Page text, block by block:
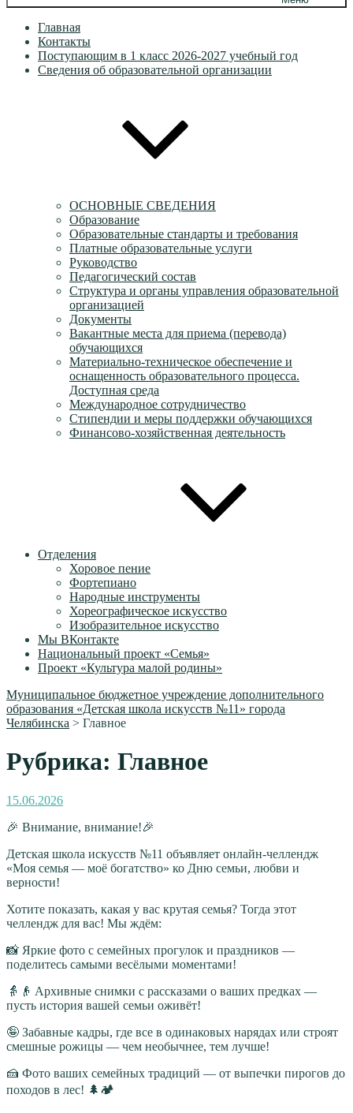
Главная
Контакты
Поступающим в 1 класс 2026-2027 учебный год
Сведения об образовательной организации
ОСНОВНЫЕ СВЕДЕНИЯ
Образование
Образовательные стандарты и требования
Платные образовательные услуги
Руководство
Педагогический состав
Структура и органы управления образовательной
организацией
Документы
Вакантные места для приема (перевода)
обучающихся
Материально-техническое обеспечение и
оснащенность образовательного процесса.
Доступная среда
Международное сотрудничество
Стипендии и меры поддержки обучающихся
Финансово-хозяйственная деятельность
Отделения
Хоровое пение
Фортепиано
Народные инструменты
Хореографическое искусство
Изобразительное искусство
Мы ВКонтакте
Национальный проект «Семья»
Проект «Культура малой родины»
Муниципальное бюджетное учреждение дополнительного
образования «Детская школа искусств №11» города
Челябинска > Главное
Рубрика: Главное
Опубликовано
15.06.2026
🎉 Внимание, внимание!🎉
Детская школа искусств №11 объявляет онлайн‑челлендж
«Моя семья — моё богатство» ко Дню семьи, любви и
верности!
Хотите показать, какая у вас крутая семья? Тогда этот
челлендж для вас! Мы ждём:
📸 Яркие фото с семейных прогулок и праздников —
поделитесь самыми весёлыми моментами!
👵👴 Архивные снимки с рассказами о ваших предках —
пусть история вашей семьи оживёт!
🤪 Забавные кадры, где все в одинаковых нарядах или строят
смешные рожицы — чем необычнее, тем лучше!
🍰 Фото ваших семейных традиций — от выпечки пирогов до
походов в лес! 🌲🏕